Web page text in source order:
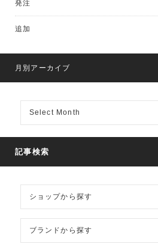
発注
追加
月別アーカイブ
ア
イ
ブ
記事検索